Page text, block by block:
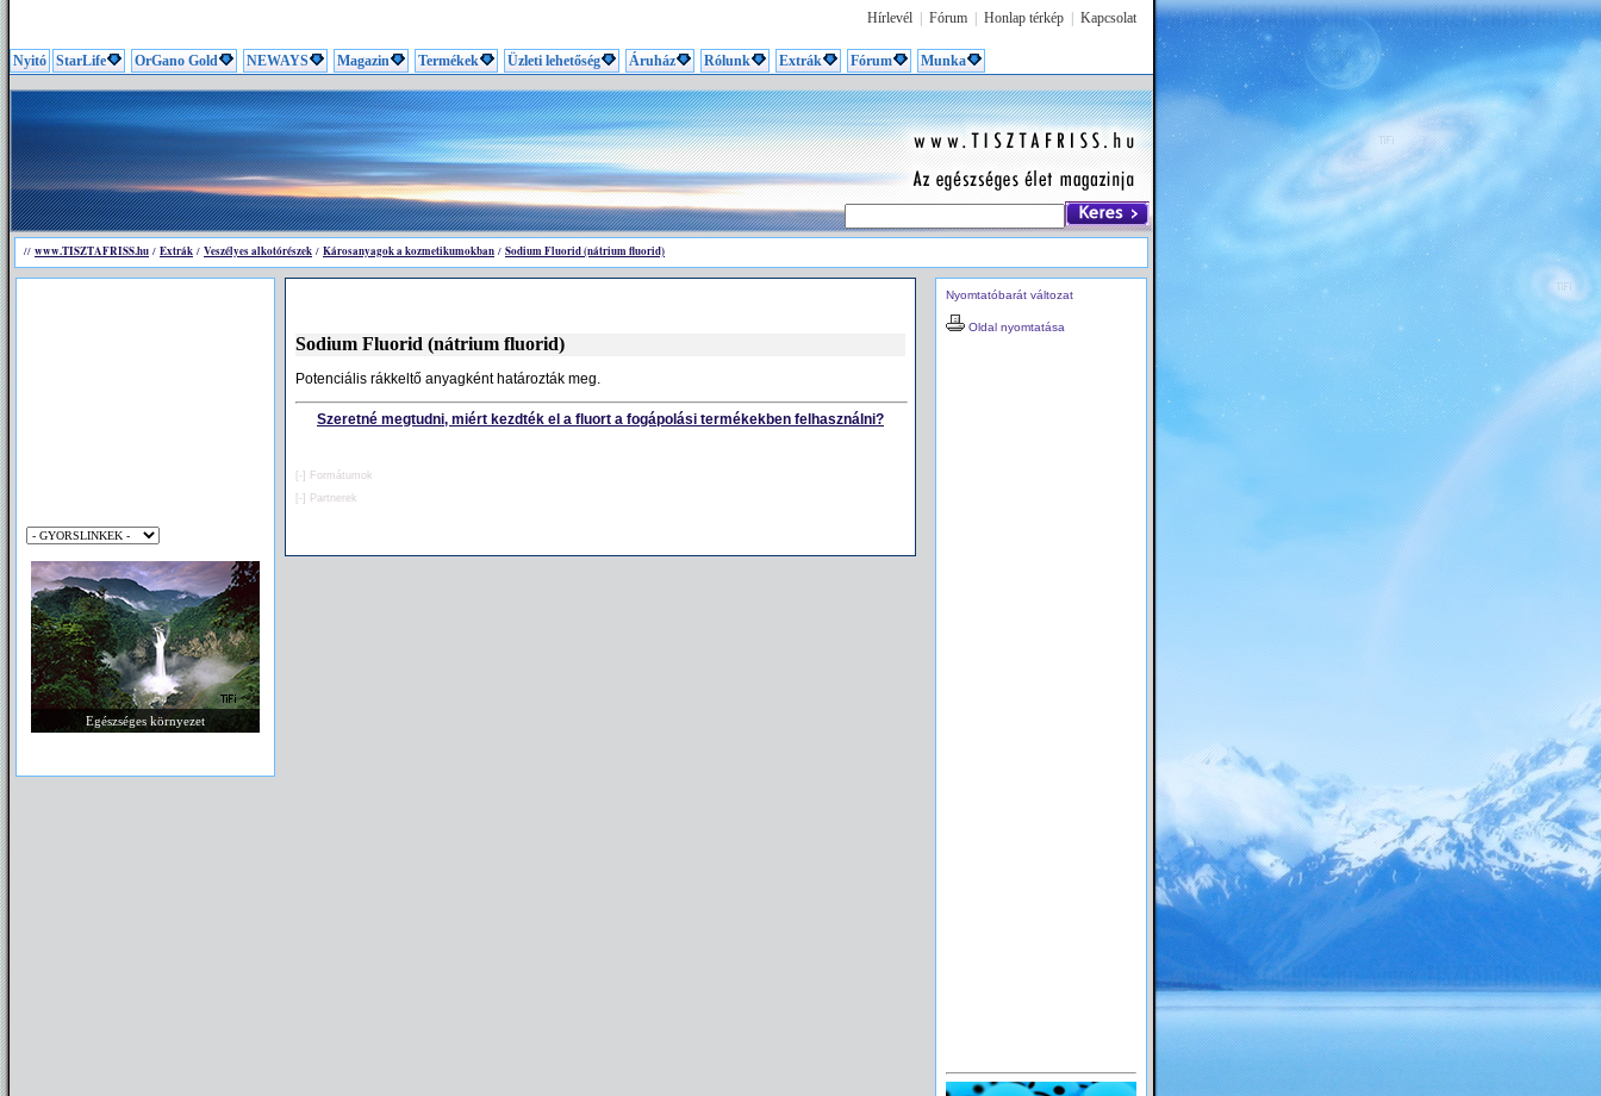
Hírlevél Fórum Honlap térkép Kapcsolat
Nyitó StarLife OrGano Gold NEWAYS Magazin Termékek Üzleti lehetőség Áruház Rólunk Extrák Fórum Munka
// www.TISZTAFRISS.hu / Extrák / Veszélyes alkotórészek / Károsanyagok a kozmetikumokban / Sodium Fluorid (nátrium fluorid)
Egészséges környezet
Sodium Fluorid (nátrium fluorid)
Potenciális rákkeltő anyagként határozták meg.
Szeretné megtudni, miért kezdték el a fluort a fogápolási termékekben felhasználni?
[-]
Formátumok
[-]
Partnerek
Nyomtatóbarát változat
Oldal nyomtatása